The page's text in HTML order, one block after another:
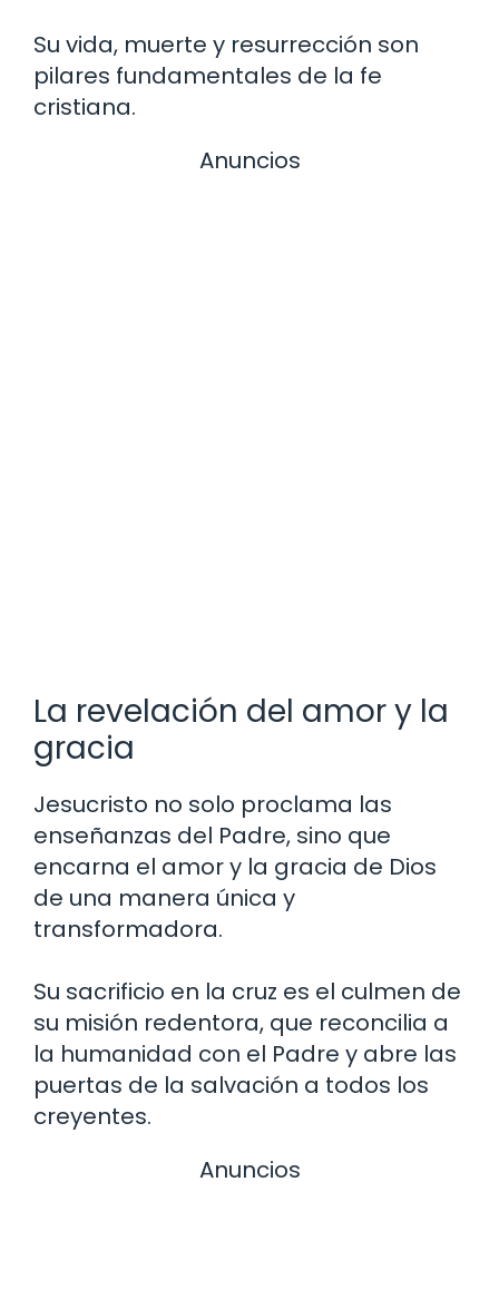
Su vida, muerte y resurrección son
pilares fundamentales de la fe
cristiana.
Anuncios
La revelación del amor y la
gracia
Jesucristo no solo proclama las
enseñanzas del Padre, sino que
encarna el amor y la gracia de Dios
de una manera única y
transformadora.
Su sacrificio en la cruz es el culmen de
su misión redentora, que reconcilia a
la humanidad con el Padre y abre las
puertas de la salvación a todos los
creyentes.
Anuncios